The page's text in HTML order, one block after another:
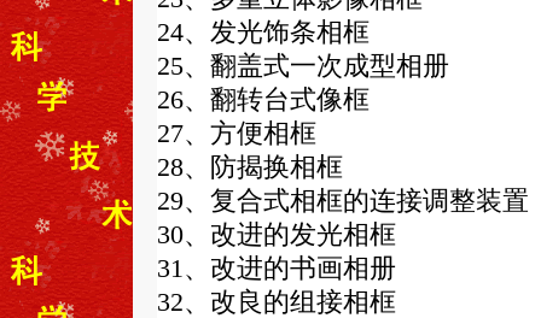
24、发光饰条相框
25、翻盖式一次成型相册
26、翻转台式像框
27、方便相框
28、防揭换相框
29、复合式相框的连接调整装置
30、改进的发光相框
31、改进的书画相册
32、改良的组接相框